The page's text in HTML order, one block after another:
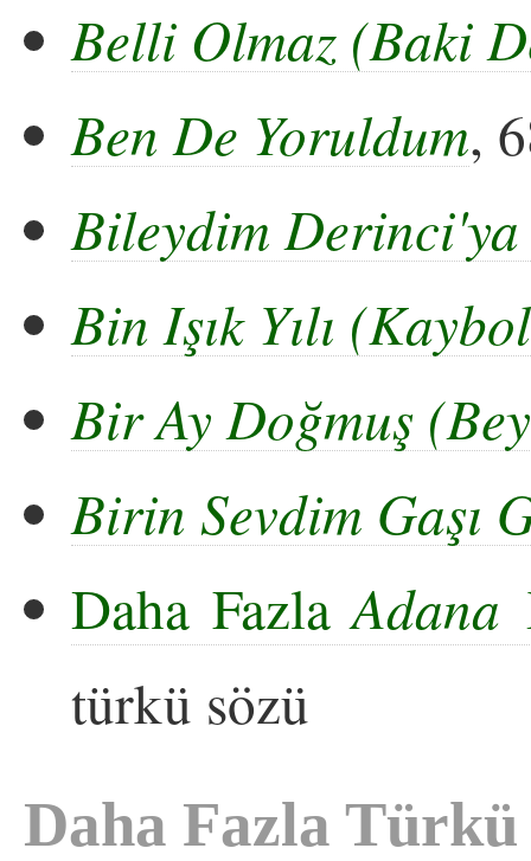
Belli Olmaz (Baki
Ben De Yoruldum,
Bileydim Derinci'ya
Bin Işık Yılı
Bir Ay Doğmuş
Birin Sevdim Gaşı
Daha FazlaAdana
türkü sözü
Daha Fazla Türkü